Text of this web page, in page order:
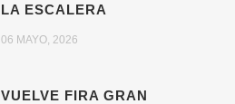
LA ESCALERA
06 MAYO, 2026
VUELVE FIRA GRAN